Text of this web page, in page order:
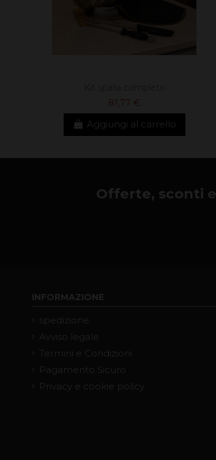
81,77 €
Aggiungi al carrello
Offerte, sconti
INFORMAZIONE
spedizione
Avviso legale
Termini e Condizioni
Pagamento Sicuro
Privacy e cookie policy